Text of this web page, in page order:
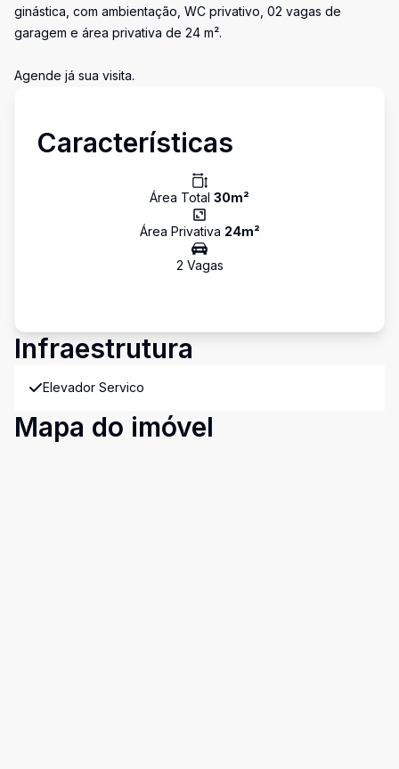
ginástica, com ambientação, WC privativo, 02 vagas de
garagem e área privativa de 24 m².
Agende já sua visita.
Características
Área Total 30m²
Área Privativa 24m²
2 Vagas
Infraestrutura
Elevador Servico
Mapa do imóvel